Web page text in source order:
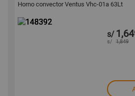
Horno convector Ventus Vhc-01a 63Lt
s/
s/ 1,849